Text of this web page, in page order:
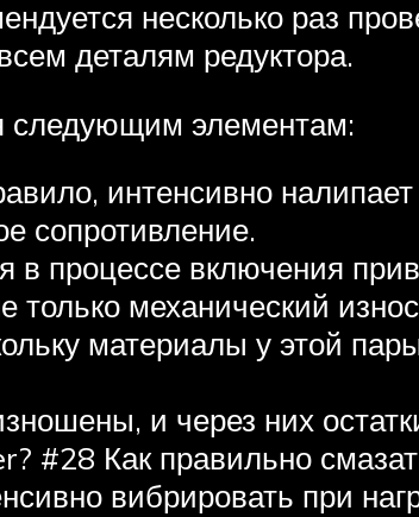
несколько раз
деталям редуктора.
следующим элементам:
интенсивно
сопротивление.
в процессе включения
только механический
материалы у этой
и через них
Как правильно
вибрировать при